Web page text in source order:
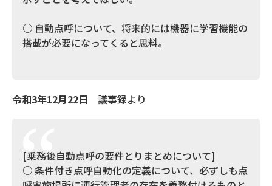
○ 自動点呼について、将来的には機器に学習機能の
搭載が必要になってくると思料。
令和3年12月22日 議事録より
[乗務後自動点呼の要件とりまとめについて]
○ 条件付き点呼自動化の定義について、必ずしも点